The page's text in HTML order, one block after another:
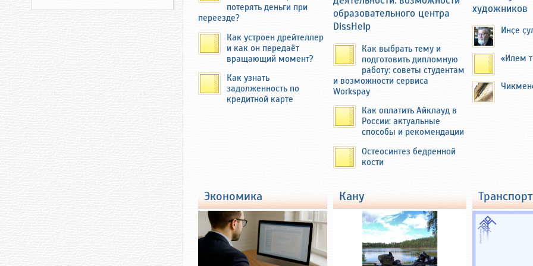
В 2019 году автор этих строк побывал там и осмотрел бывшую
усадьбу Федоровых с большим огородом около 40 соток. Там
семья выращивала картофель и ранние зелень и овощи на
продажу на базаре в Чебоксарах и Новочебоксарске.
потерять деньги при
переезде?
Как устроен дрейтеллер
и как он передаёт
вращающий момент?
Как узнать
задолженность по
кредитной карте
образовательного центра
DissHelp
Как выбрать тему и
подготовить дипломную
работу: советы студентам
и возможности сервиса
Workspay
Как оплатить Айклауд в
России: актуальные
способы и рекомендации
Остеосинтез бедренной
кости
художников
Инҫе
«Илем
экономика кану транспорт